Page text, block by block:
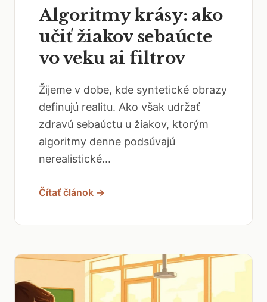
Algoritmy krásy: ako
učiť žiakov sebaúcte
vo veku ai filtrov
Žijeme v dobe, kde syntetické obrazy
definujú realitu. Ako však udržať
zdravú sebaúctu u žiakov, ktorým
algoritmy denne podsúvajú
nerealistické...
Čítať článok →